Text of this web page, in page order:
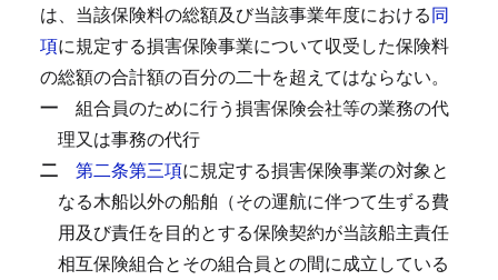
は、当該保険料の総額及び当該事業年度における同
項に規定する損害保険事業について収受した保険料
の総額の合計額の百分の二十を超えてはならない。
一 組合員のために行う損害保険会社等の業務の代
理又は事務の代行
二 第二条第三項に規定する損害保険事業の対象と
なる木船以外の船舶（その運航に伴つて生ずる費
用及び責任を目的とする保険契約が当該船主責任
相互保険組合とその組合員との間に成立している